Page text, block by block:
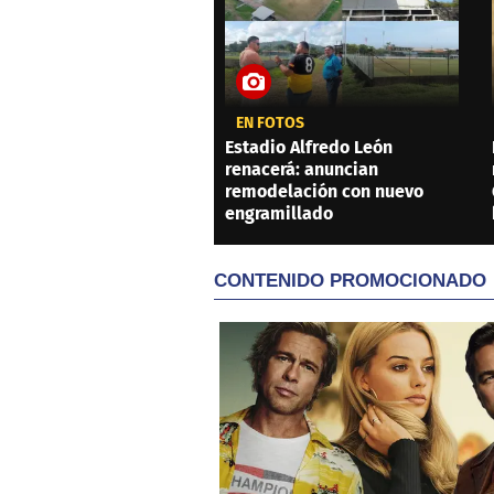
EN FOTOS
Estadio Alfredo León
renacerá: anuncian
remodelación con nuevo
engramillado